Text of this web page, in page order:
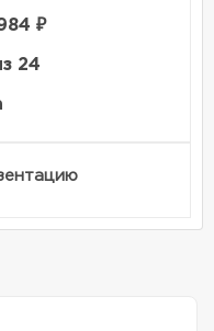
₽
24